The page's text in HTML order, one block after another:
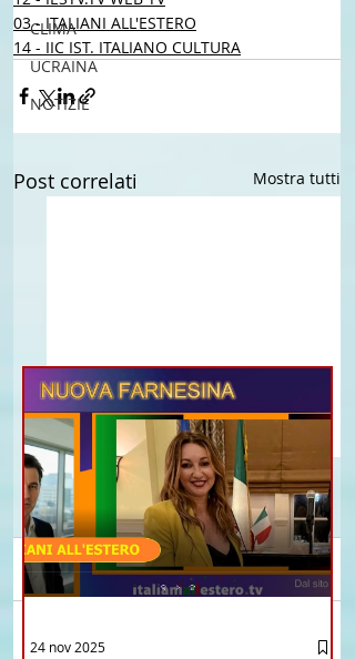
CLIMA
UCRAINA
NOTIZIE
03 - ITALIANI ALL'ESTERO
14 - IIC IST. ITALIANO CULTURA
Post correlati Mostra tutti
Brasile La Storia del
Commenti
24 nov 2025